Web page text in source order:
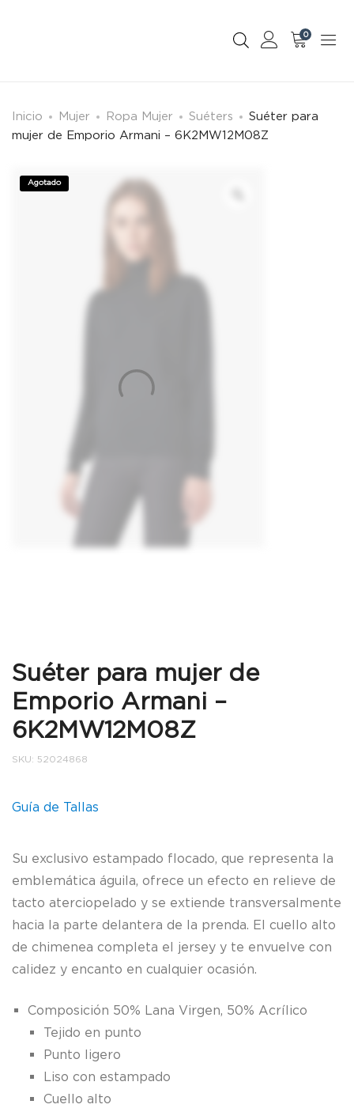
0
Inicio Mujer Ropa Mujer Suéters
Suéter para
mujer de Emporio Armani – 6K2MW12M08Z
Agotado
Suéter para mujer de
Emporio Armani –
6K2MW12M08Z
SKU: 52024868
Guía de Tallas
Su exclusivo estampado flocado, que representa la
emblemática águila, ofrece un efecto en relieve de
tacto aterciopelado y se extiende transversalmente
hacia la parte delantera de la prenda. El cuello alto
de chimenea completa el jersey y te envuelve con
calidez y encanto en cualquier ocasión.
Composición 50% Lana Virgen, 50% Acrílico
Tejido en punto
Punto ligero
Liso con estampado
Cuello alto